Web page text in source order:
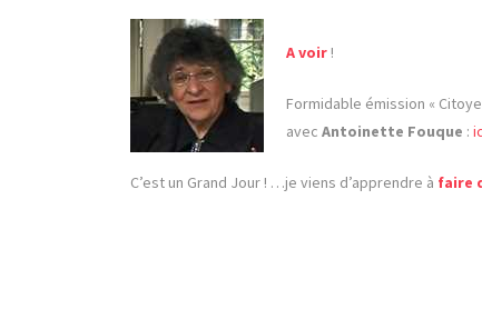
A voir !
Formidable émission «
avec Antoinette Fouque :
C’est un Grand Jour ! …je viens d’apprendre à faire